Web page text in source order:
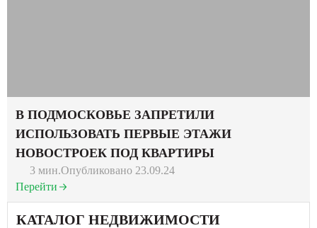
В ПОДМОСКОВЬЕ ЗАПРЕТИЛИ
ИСПОЛЬЗОВАТЬ ПЕРВЫЕ ЭТАЖИ
НОВОСТРОЕК ПОД КВАРТИРЫ
3 мин.Опубликовано 23.09.24
Перейти
КАТАЛОГ НЕДВИЖИМОСТИ